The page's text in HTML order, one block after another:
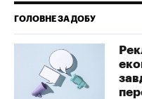
ГОЛОВНЕ ЗА ДОБУ